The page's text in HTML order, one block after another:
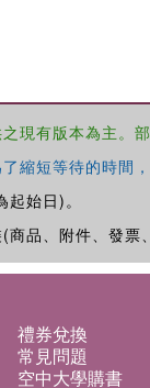
有版本為主。
短等待的時間
始日)。
品、附件、發票
禮券兌換
常見問題
空中大學購書